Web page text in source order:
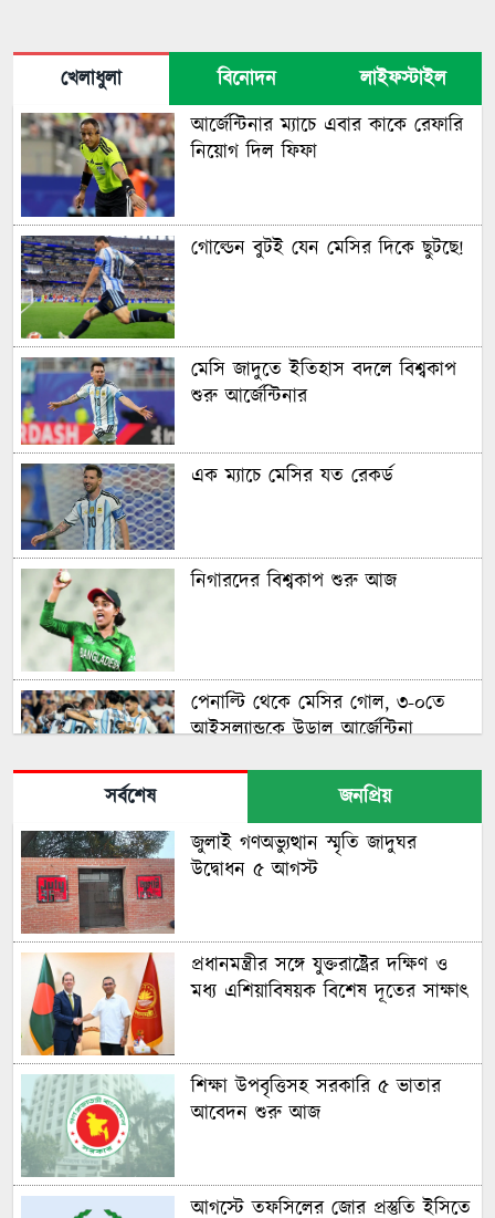
খেলাধুলা বিনোদন
লাইফস্টাইল
আর্জেন্টিনার ম্যাচে এবার কাকে রেফারি
নিয়োগ দিল ফিফা
গোল্ডেন বুটই যেন মেসির দিকে ছুটছে!
মেসি জাদুতে ইতিহাস বদলে বিশ্বকাপ
শুরু আর্জেন্টিনার
এক ম্যাচে মেসির যত রেকর্ড
নিগারদের বিশ্বকাপ শুরু আজ
পেনাল্টি থেকে মেসির গোল, ৩-০তে
আইসল্যান্ডকে উড়াল আর্জেন্টিনা
পাকিস্তানকে টানা দুবার হোয়াইটওয়াশের
স্বাদ পেল বাংলাদেশ
মিশন হেক্সা, নেইমারকে নিয়েই
বিশ্বকাপে যাচ্ছে ব্রাজিল
মিরপুরে সিরিজ জয়ের লক্ষ্য
টাইগারদের, রেকর্ডের সামনে লিটন
ব্যাটিংয়ে বাংলাদেশ
সর্বশেষ
জনপ্রিয়
জুলাই গণঅভ্যুত্থান স্মৃতি জাদুঘর
উদ্বোধন ৫ আগস্ট
প্রধানমন্ত্রীর সঙ্গে যুক্তরাষ্ট্রের দক্ষিণ ও
মধ্য এশিয়াবিষয়ক বিশেষ দূতের সাক্ষাৎ
শিক্ষা উপবৃত্তিসহ সরকারি ৫ ভাতার
আবেদন শুরু আজ
আগস্টে তফসিলের জোর প্রস্তুতি ইসিতে